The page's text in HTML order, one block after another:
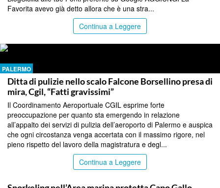
Favorita avevo già detto allora che è una stra...
Continua a Leggere
PALERMO
Ditta di pulizie nello scalo Falcone Borsellino presa di
mira, Cgil, “Fatti gravissimi”
Il Coordinamento Aeroportuale CGIL esprime forte
preoccupazione per quanto sta emergendo in relazione
all’appalto dei servizi di pulizia dell’aeroporto di Palermo e auspica
che ogni circostanza venga accertata con il massimo rigore, nel
pieno rispetto del lavoro della magistratura e degl...
Continua a Leggere